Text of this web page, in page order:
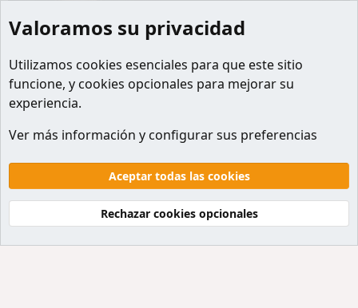
Ayuda
Default style
Español
Términos y reglas
Politicas de privacidad
Ayuda
Inicio
R
S
S
Community platform by XenForo® © 2010-2026 XenForo Ltd.
Valoramos su privacidad
Utilizamos cookies esenciales para que este sitio
funcione, y cookies opcionales para mejorar su
experiencia.
Ver más información y configurar sus preferencias
Aceptar todas las cookies
Rechazar cookies opcionales